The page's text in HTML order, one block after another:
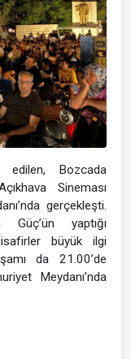
edilen, Bozcada
Sineması
gerçekleşti.
yaptığı
büyük ilgi
da 21.00’de
Meydanı’nda